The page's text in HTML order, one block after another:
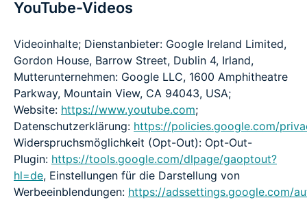
YouTube-Videos
Videoinhalte; Dienstanbieter: Google Ireland Limited,
Gordon House, Barrow Street, Dublin 4, Irland,
Mutterunternehmen: Google LLC, 1600 Amphitheatre
Parkway, Mountain View, CA 94043, USA;
Website: https://www.youtube.com;
Datenschutzerklärung: https://policies.google.com/
Widerspruchsmöglichkeit (Opt-Out): Opt-Out-
Plugin: https://tools.google.com/dlpage/gaoptout?
hl=de, Einstellungen für die Darstellung von
Werbeeinblendungen: https://adssettings.google.com/